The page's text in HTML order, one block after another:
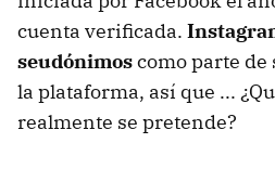
cuenta verificada.
seudónimoscomo parte de
la plataforma, así que ...
realmente se pretende?